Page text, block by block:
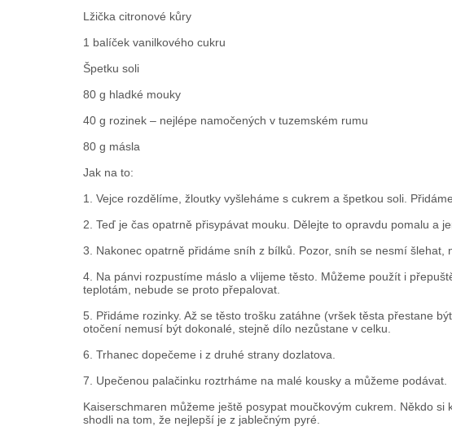
Lžička citronové kůry
1 balíček vanilkového cukru
Špetku soli
80 g hladké mouky
40 g rozinek – nejlépe namočených v tuzemském rumu
80 g másla
Jak na to:
1. Vejce rozdělíme, žloutky vyšleháme s cukrem a špetkou soli.
2. Teď je čas opatrně přisypávat mouku. Dělejte to opravdu pomalu a
3. Nakonec opatrně přidáme sníh z bílků. Pozor, sníh se nesmí šlehat,
4. Na pánvi rozpustíme máslo a vlijeme těsto. Můžeme použít i
teplotám, nebude se proto přepalovat.
5. Přidáme rozinky. Až se těsto trošku zatáhne (vršek těsta přestane
otočení nemusí být dokonalé, stejně dílo nezůstane v celku.
6. Trhanec dopečeme i z druhé strany dozlatova.
7. Upečenou palačinku roztrháme na malé kousky a můžeme podávat.
Kaiserschmaren můžeme ještě posypat moučkovým cukrem. Někdo
shodli na tom, že nejlepší je z jablečným pyré.